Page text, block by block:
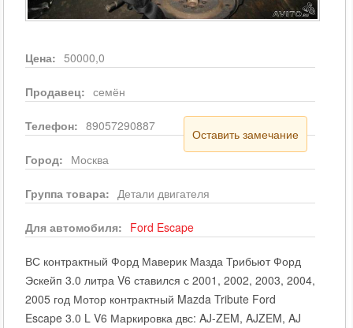
Цена: 50000,0
Продавец: семён
Телефон: 89057290887
Оставить замечание
Город: Москва
Группа товара: Детали двигателя
Для автомобиля: Ford Escape
ВС контрактный Форд Маверик Мазда Трибьют Форд
Эскейп 3.0 литра V6 ставился с 2001, 2002, 2003, 2004,
2005 год Мотор контрактный Mazda Tribute Ford
Escape 3.0 L V6 Маркировка двс: AJ-ZEM, AJZEM, AJ